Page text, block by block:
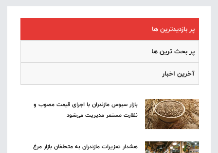
پر بازدیدترین ها
پر بحث ترین ها
آخرین اخبار
بازار سبوس مازندران با اجرای قیمت مصوب و
نظارت مستمر مدیریت می‌شود
هشدار تعزیرات مازندران به متخلفان بازار مرغ